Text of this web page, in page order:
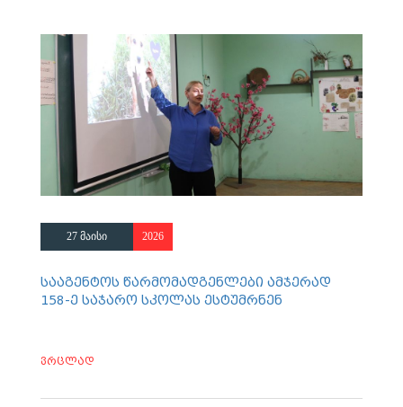
27 მაისი 2026
სააგენტოს წარმომადგენლები ამჯერად
158-ე საჯარო სკოლას ესტუმრნენ
ვრცლად